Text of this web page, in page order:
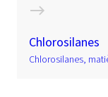
Chlorosilanes
Chlorosilanes,